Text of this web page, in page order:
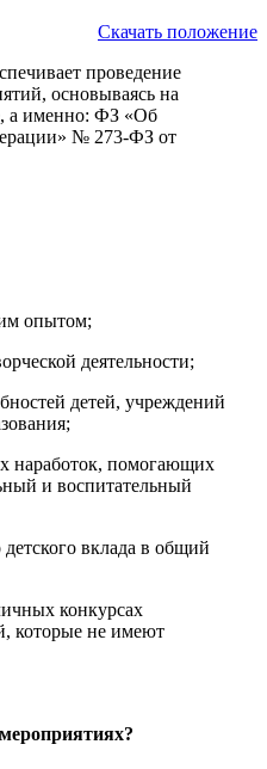
Скачать положение
проведение
основываясь на
а именно: ФЗ «Об
№ 273-ФЗ от
опытом;
деятельности;
детей, учреждений
наработок, помогающих
и воспитательный
вклада в общий
конкурсах
которые не имеют